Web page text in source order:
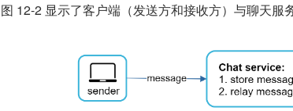
图 12-2 显示了客户端（发送方和接收方）与聊天服